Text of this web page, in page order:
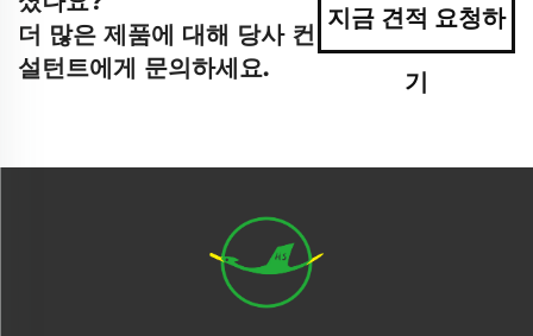
더 많은 제품에 대해 당사 컨
설턴트에게 문의하세요.
지금 견적 요청하
기